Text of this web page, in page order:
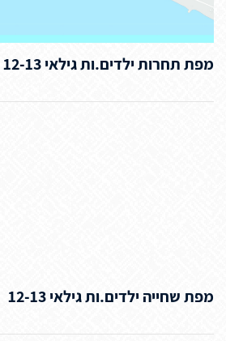
מפת תחרות ילדים.ות גילאי 12-13
מפת שחייה ילדים.ות גילאי 12-13